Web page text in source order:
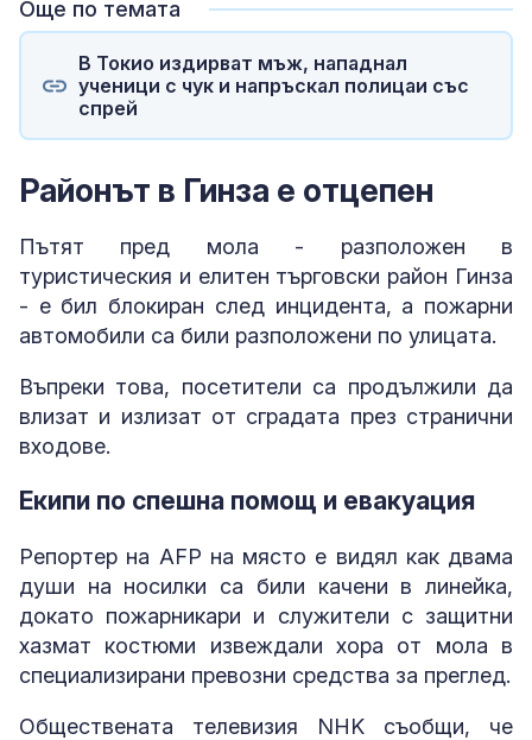
Още по темата
В Токио издирват мъж, нападнал
ученици с чук и напръскал полицаи със
спрей
Районът в Гинза е отцепен
Пътят пред мола - разположен в
туристическия и елитен търговски район Гинза
- е бил блокиран след инцидента, а пожарни
автомобили са били разположени по улицата.
Въпреки това, посетители са продължили да
влизат и излизат от сградата през странични
входове.
Екипи по спешна помощ и евакуация
Репортер на AFP на място е видял как двама
души на носилки са били качени в линейка,
докато пожарникари и служители с защитни
хазмат костюми извеждали хора от мола в
специализирани превозни средства за преглед.
Обществената телевизия NHK съобщи, че